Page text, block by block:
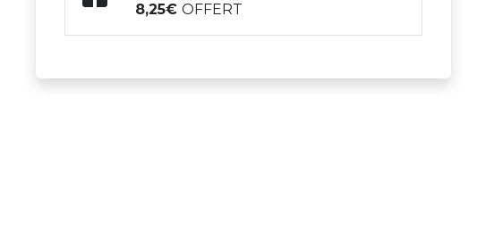
8,25OFFERT